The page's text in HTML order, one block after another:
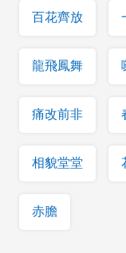
百花齊放
龍飛鳳舞
痛改前非
相貌堂堂
赤膽